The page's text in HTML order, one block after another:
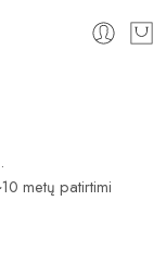
metų patirtimi